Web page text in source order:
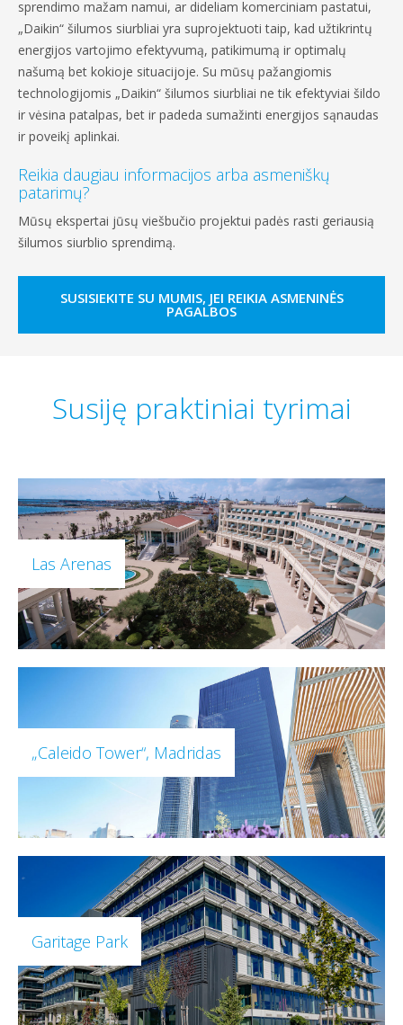
sprendimo mažam namui, ar dideliam komerciniam pastatui,
„Daikin“ šilumos siurbliai yra suprojektuoti taip, kad užtikrintų
energijos vartojimo efektyvumą, patikimumą ir optimalų
našumą bet kokioje situacijoje. Su mūsų pažangiomis
technologijomis „Daikin“ šilumos siurbliai ne tik efektyviai šildo
ir vėsina patalpas, bet ir padeda sumažinti energijos sąnaudas
ir poveikį aplinkai.
Reikia daugiau informacijos arba asmeniškų
patarimų?
Mūsų ekspertai jūsų viešbučio projektui padės rasti geriausią
šilumos siurblio sprendimą.
SUSISIEKITE SU MUMIS, JEI REIKIA ASMENINĖS
PAGALBOS
Susiję praktiniai tyrimai
Las Arenas
„Caleido Tower“, Madridas
Garitage Park